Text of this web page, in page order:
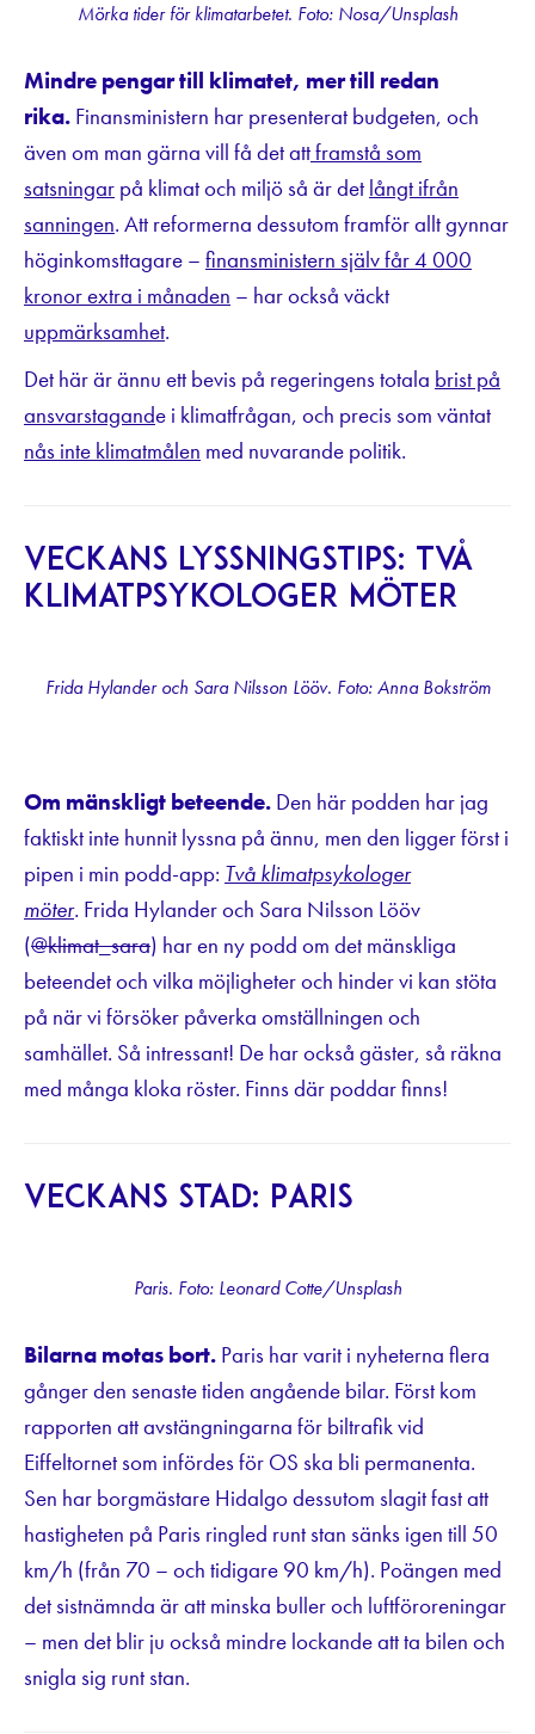
Mörka tider för klimatarbetet. Foto: Nosa/Unsplash
Mindre pengar till klimatet, mer till redan
rika. Finansministern har presenterat budgeten, och
även om man gärna vill få det attframstå som
satsningar på klimat och miljö så är det långt ifrån
sanningen. Att reformerna dessutom framför allt gynnar
höginkomsttagare – finansministern själv får 4 000
kronor extra i månaden – har också väckt
uppmärksamhet.
Det här är ännu ett bevis på regeringens totala brist på
ansvarstagande i klimatfrågan, och precis som väntat
nås inte klimatmålen med nuvarande politik.
Veckans lyssningstips: Två
klimatpsykologer möter
Frida Hylander och Sara Nilsson Lööv. Foto: Anna Bokström
Om mänskligt beteende. Den här podden har jag
faktiskt inte hunnit lyssna på ännu, men den ligger först i
pipen i min podd-app: Två klimatpsykologer
möter. Frida Hylander och Sara Nilsson Lööv
(@klimat_sara) har en ny podd om det mänskliga
beteendet och vilka möjligheter och hinder vi kan stöta
på när vi försöker påverka omställningen och
samhället. Så intressant! De har också gäster, så räkna
med många kloka röster. Finns där poddar finns!
Veckans stad: Paris
Paris. Foto: Leonard Cotte/Unsplash
Bilarna motas bort. Paris har varit i nyheterna flera
gånger den senaste tiden angående bilar. Först kom
rapporten att avstängningarna för biltrafik vid
Eiffeltornet som infördes för OS ska bli permanenta.
Sen har borgmästare Hidalgo dessutom slagit fast att
hastigheten på Paris ringled runt stan sänks igen till 50
km/h (från 70 – och tidigare 90 km/h). Poängen med
det sistnämnda är att minska buller och luftföroreningar
– men det blir ju också mindre lockande att ta bilen och
snigla sig runt stan.